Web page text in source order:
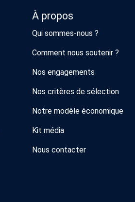
À propos
Qui sommes-nous ?
Comment nous soutenir ?
Nos engagements
Nos critères de sélection
Notre modèle économique
Kit média
Nous contacter